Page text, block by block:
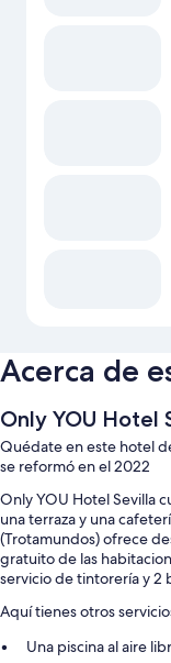
Acerca de
Only YOU Hotel
Quédate en este hotel
se reformó en el 2022
Only YOU Hotel Sevilla
una terraza y una
(Trotamundos) ofrece
gratuito de las
servicio de tintorería y 2
Aquí tienes otros
Una piscina al aire